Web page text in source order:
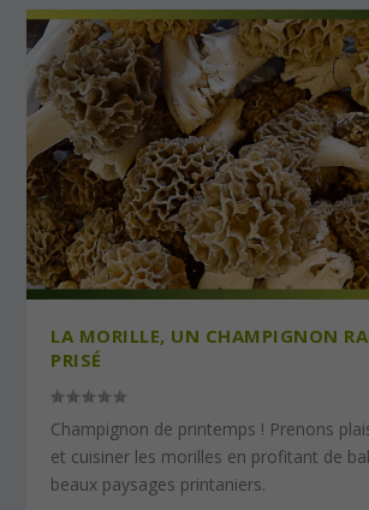
LA MORILLE, UN CHAMPIGNON
PRISÉ
Champignon de printemps ! Prenons
et cuisiner les morilles en profitant de
beaux paysages printaniers.